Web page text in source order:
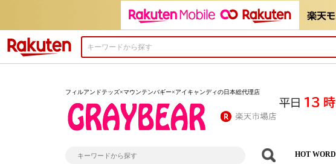
フィルアンドテッズ×マウンテンバギー×アイキャンディの日本総代理店
HOT WORD